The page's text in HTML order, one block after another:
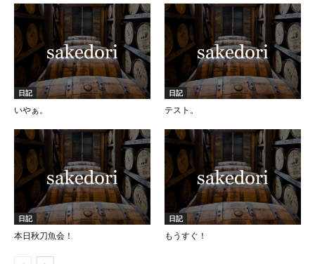
日記
いやぁ。
日記
テスト。
日記
本日秋刀魚会！
日記
もうすぐ！